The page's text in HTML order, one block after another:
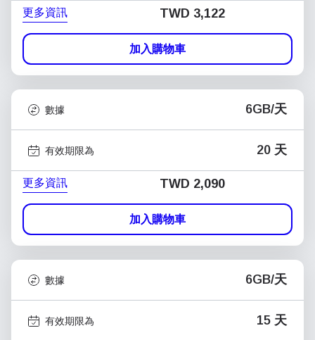
更多資訊 TWD 3,122
加入購物車
數據 6GB/天
有效期限為 20 天
更多資訊 TWD 2,090
加入購物車
數據 6GB/天
有效期限為 15 天